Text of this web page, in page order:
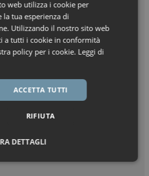
web utilizza i cookie per
la tua esperienza di
Utilizzando il nostro sito web
a tutti i cookie in conformità
policy per i cookie. Leggi di
ACCETTA TUTTI
RIFIUTA
DETTAGLI
Marketing